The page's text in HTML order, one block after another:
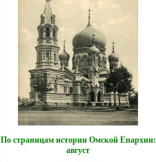
По страницам истории Омской Епархии:
август